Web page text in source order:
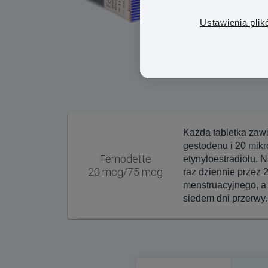
Femodette
20 mcg/75 mcg
Każda tabletka
gestodenu i 20
etynyloestradiolu.
raz dziennie przez
menstruacyjnego,
siedem dni przerwy.
Ustawienia